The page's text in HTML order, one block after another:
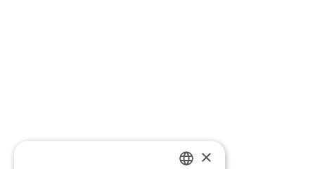
×